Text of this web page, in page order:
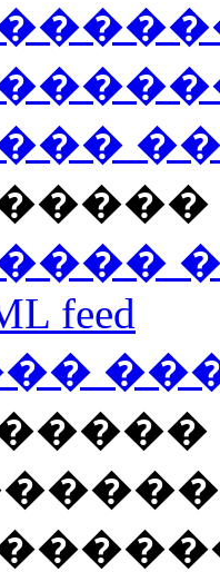
feed